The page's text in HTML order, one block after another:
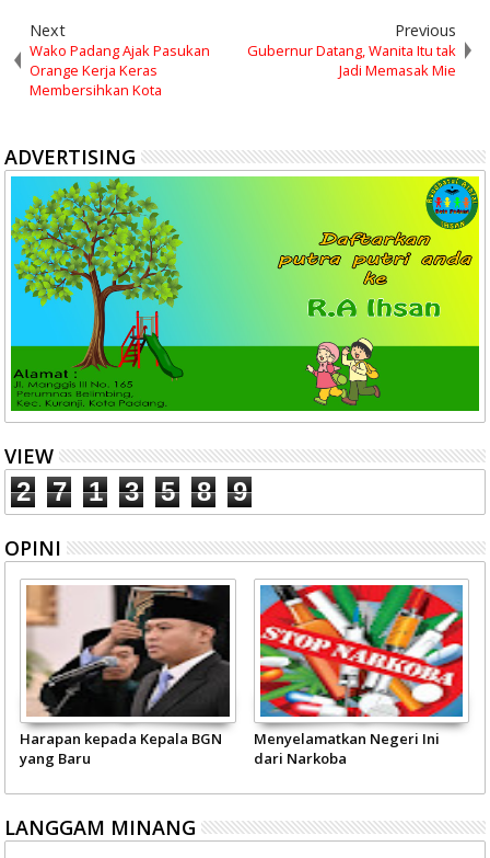
Next
Wako Padang Ajak Pasukan
Orange Kerja Keras
Membersihkan Kota
Previous
Gubernur Datang, Wanita Itu tak
Jadi Memasak Mie
ADVERTISING
VIEW
2 7 1 3 5 8 9
OPINI
Harapan kepada Kepala BGN
yang Baru
Menyelamatkan Negeri Ini
dari Narkoba
LANGGAM MINANG